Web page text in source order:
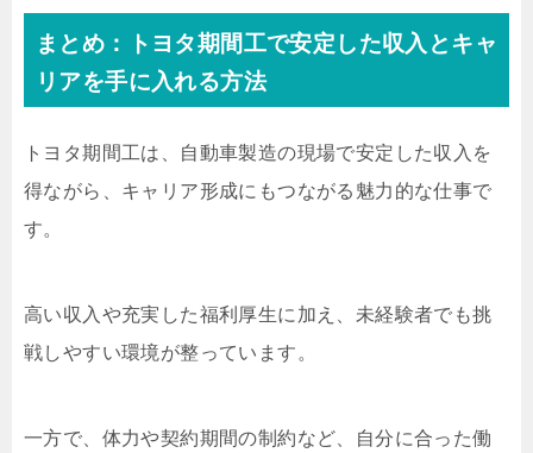
まとめ：トヨタ期間工で安定した収入とキャ
リアを手に入れる方法
トヨタ期間工は、自動車製造の現場で安定した収入を
得ながら、キャリア形成にもつながる魅力的な仕事で
す。
高い収入や充実した福利厚生に加え、未経験者でも挑
戦しやすい環境が整っています。
一方で、体力や契約期間の制約など、自分に合った働